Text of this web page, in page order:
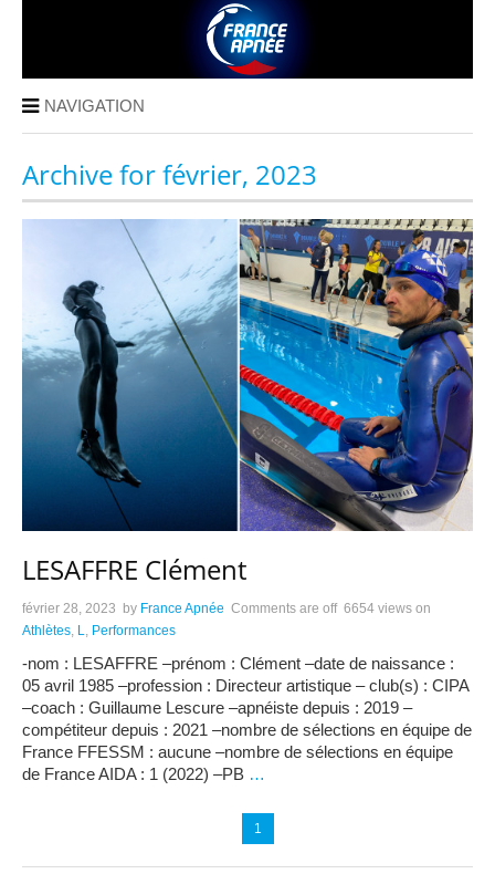
NAVIGATION
Archive for février, 2023
LESAFFRE Clément
février 28, 2023 by France Apnée Comments are off 6654 views on
Athlètes, L, Performances
-nom : LESAFFRE –prénom : Clément –date de naissance :
05 avril 1985 –profession : Directeur artistique – club(s) : CIPA
–coach : Guillaume Lescure –apnéiste depuis : 2019 –
compétiteur depuis : 2021 –nombre de sélections en équipe de
France FFESSM : aucune –nombre de sélections en équipe
de France AIDA : 1 (2022) –PB …
1